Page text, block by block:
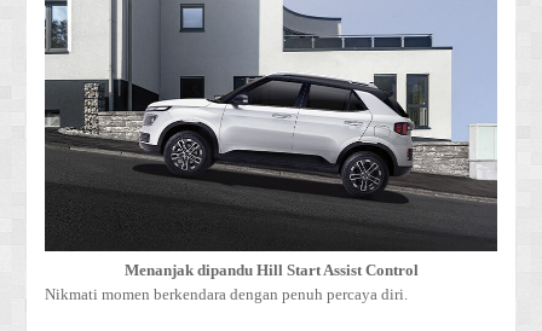
Menanjak dipandu Hill Start Assist Control
Nikmati momen berkendara dengan penuh percaya diri.